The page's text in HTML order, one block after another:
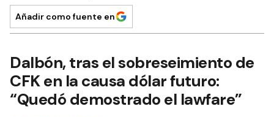
Añadir como fuente en
Dalbón, tras el sobreseimiento de
CFK en la causa dólar futuro:
“Quedó demostrado el lawfare”